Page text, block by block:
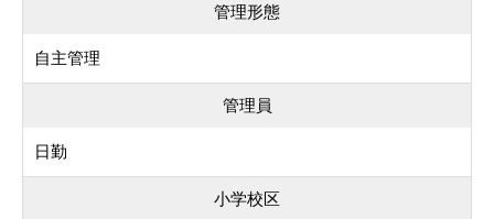
管理形態
自主管理
管理員
日勤
小学校区